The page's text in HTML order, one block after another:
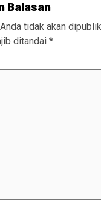
Balasan
tidak akan
ditandai *